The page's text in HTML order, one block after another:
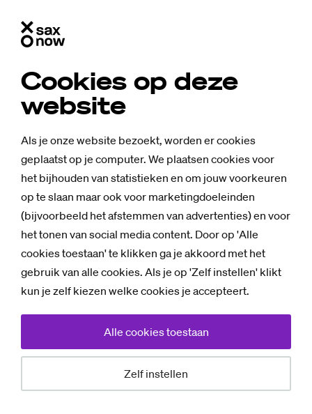
Cookies op deze
website
Als je onze website bezoekt, worden er cookies
geplaatst op je computer. We plaatsen cookies voor
het bijhouden van statistieken en om jouw voorkeuren
op te slaan maar ook voor marketingdoeleinden
(bijvoorbeeld het afstemmen van advertenties) en voor
het tonen van social media content. Door op 'Alle
cookies toestaan' te klikken ga je akkoord met het
gebruik van alle cookies. Als je op 'Zelf instellen' klikt
kun je zelf kiezen welke cookies je accepteert.
Zelf instellen
Alle cookies toestaan